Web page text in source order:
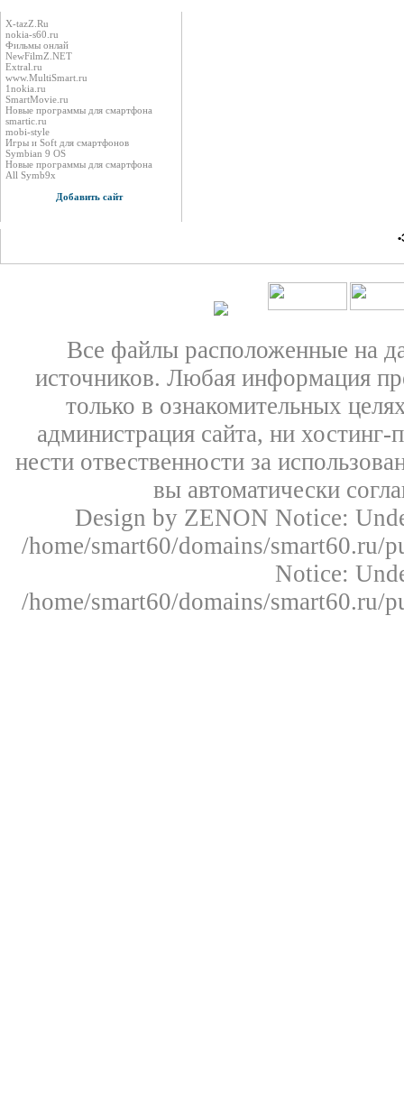
X-tazZ.Ru
nokia-s60.ru
Фильмы онлай
NewFilmZ.NET
Extral.ru
www.MultiSmart.ru
1nokia.ru
SmartMovie.ru
Новые программы для смартфона
smartic.ru
mobi-style
Игры и Soft для смартфонов
Symbian 9 OS
Новые программы для смартфона
All Symb9x
Добавить сайт
Все файлы расположенные на
источников. Любая информация
только в ознакомительных
администрация сайта, ни
нести отвественности за
вы автоматически
Design by ZENON Notice:
/home/smart60/domains/
Notice:
/home/smart60/domains/